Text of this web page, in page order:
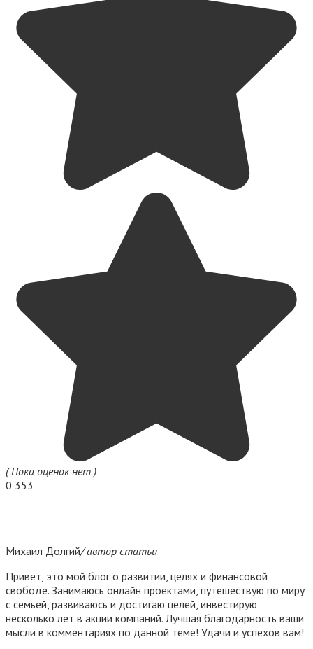
( Пока оценок нет )
0 353
Михаил Долгий/ автор статьи
Привет, это мой блог о развитии, целях и финансовой
свободе. Занимаюсь онлайн проектами, путешествую по миру
с семьей, развиваюсь и достигаю целей, инвестирую
несколько лет в акции компаний. Лучшая благодарность ваши
мысли в комментариях по данной теме! Удачи и успехов вам!